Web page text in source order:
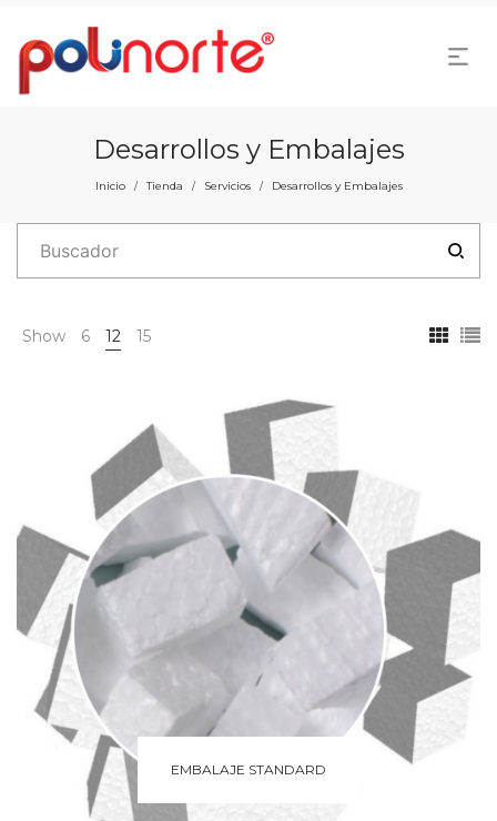
Desarrollos y Embalajes
Inicio / Tienda / Servicios / Desarrollos y Embalajes
Show 6 12 15
EMBALAJE STANDARD